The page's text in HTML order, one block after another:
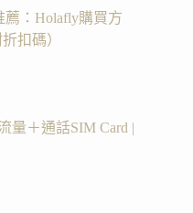
薦：Holafly購買方
扣碼）
量＋通話SIM Card |